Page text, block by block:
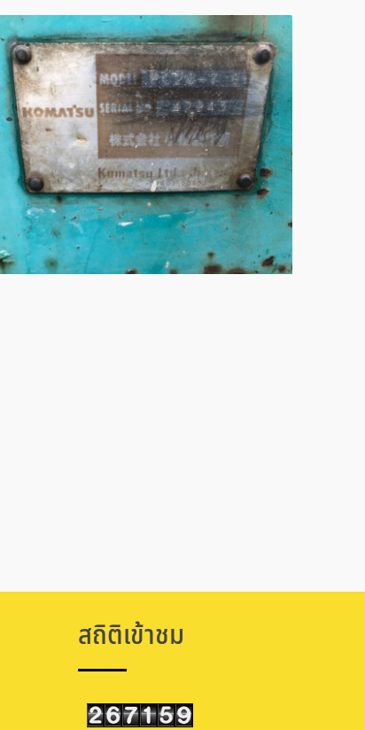
สถิติเข้าชม